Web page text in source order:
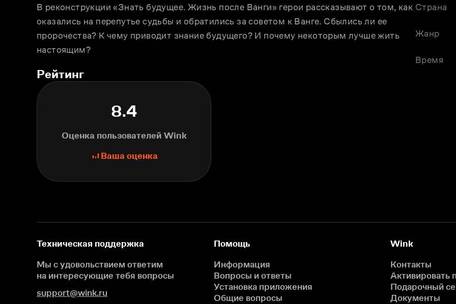
В реконструкции «Знать будущее. Жизнь после Ванги» герои рассказывают о том, как
оказались на перепутье судьбы и обратились за советом к Ванге. Сбылись ли ее
пророчества? К чему приводит знание будущего? И почему некоторым лучше жить
настоящим?
Страна
Жанр
Время
Рейтинг
8.4
Оценка пользователей Wink
Ваша оценка
Техническая поддержка
Мы с удовольствием ответим
на интересующие тебя вопросы
support@wink.ru
Помощь
Информация
Вопросы и ответы
Установка приложения
Общие вопросы
Wink
Контакты
Активировать
Подарочный
Документы